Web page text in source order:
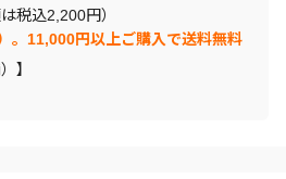
税込2,200円）
。11,000円以上ご購入で送料無料
】